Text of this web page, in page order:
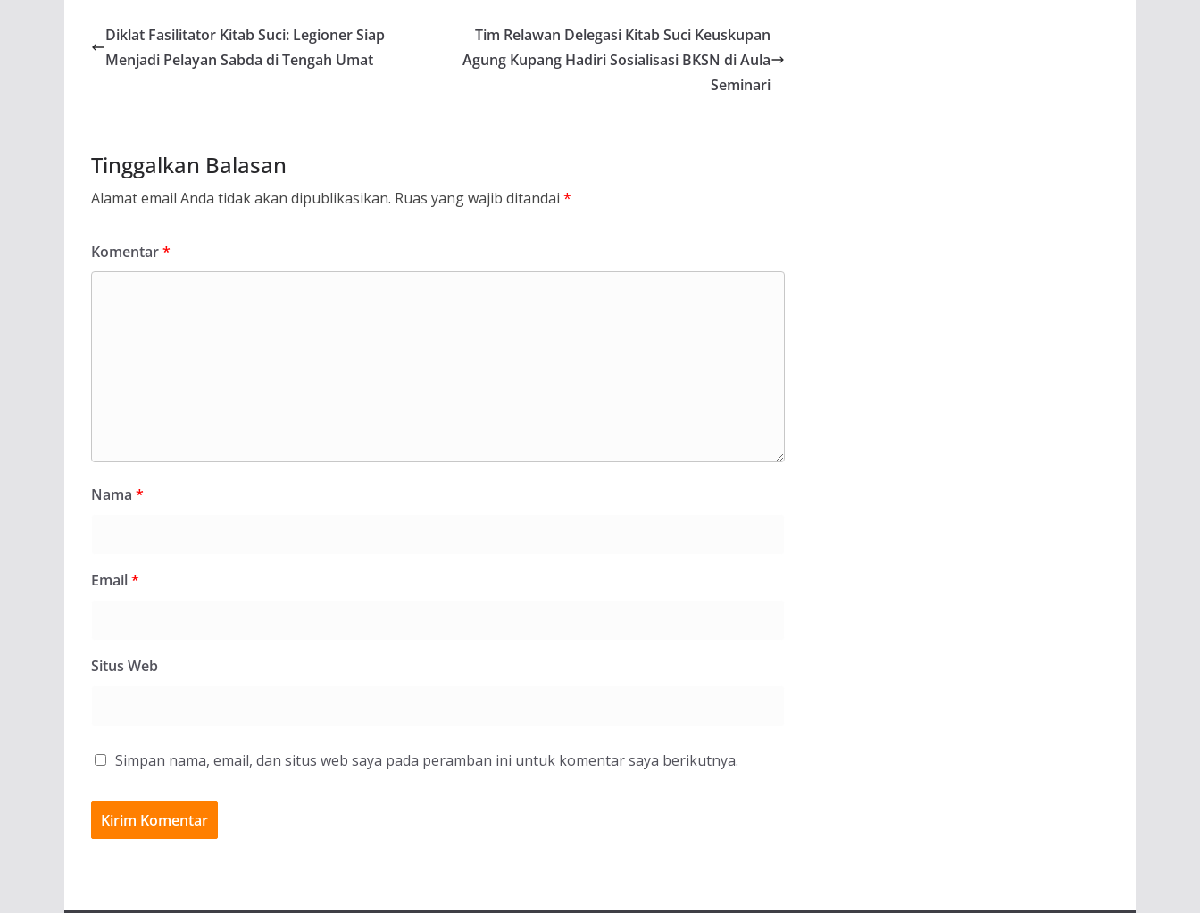
Diklat Fasilitator Kitab Suci: Legioner Siap
Menjadi Pelayan Sabda di Tengah Umat
Tim Relawan Delegasi Kitab Suci Keuskupan
Agung Kupang Hadiri Sosialisasi BKSN di Aula
Seminari
Tinggalkan Balasan
Alamat email Anda tidak akan dipublikasikan. Ruas yang wajib ditandai *
Komentar*
Nama *
Email*
Situs Web
Simpan nama, email, dan situs web saya pada peramban ini untuk komentar saya berikutnya.